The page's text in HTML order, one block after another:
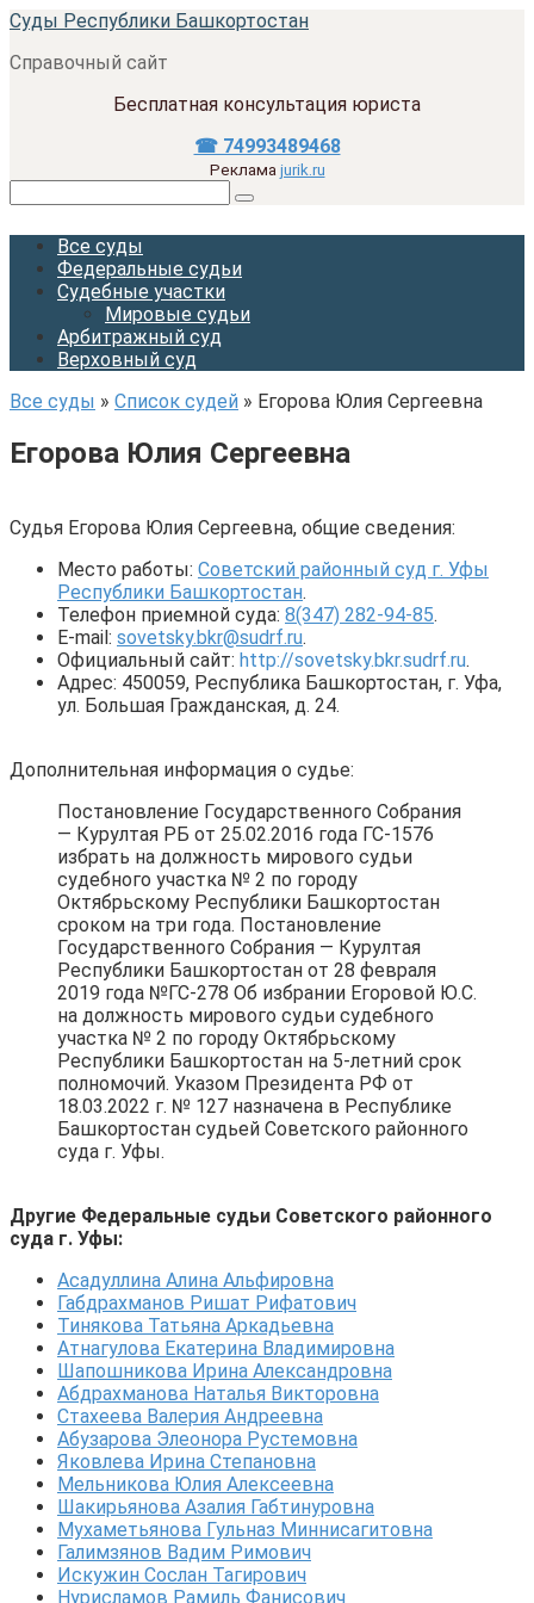
Перейти
контенту
Суды Республики Башкортостан
Справочный сайт
Бесплатная консультация юриста
☎ 74993489468
Реклама jurik.ru
Все суды
Федеральные судьи
Судебные участки
Мировые судьи
Арбитражный суд
Верховный суд
Все суды » Список судей » Егорова Юлия Сергеевна
Егорова Юлия Сергеевна
Судья Егорова Юлия Сергеевна, общие сведения:
Место работы: Советский районный суд г. Уфы
Республики Башкортостан.
Телефон приемной суда: 8(347) 282-94-85.
E-mail: sovetsky.bkr@sudrf.ru.
Официальный сайт: http://sovetsky.bkr.sudrf.ru.
Адрес: 450059, Республика Башкортостан, г. Уфа,
ул. Большая Гражданская, д. 24.
Дополнительная информация о судье:
Постановление Государственного Собрания
— Курултая РБ от 25.02.2016 года ГС-1576
избрать на должность мирового судьи
судебного участка № 2 по городу
Октябрьскому Республики Башкортостан
сроком на три года. Постановление
Государственного Собрания — Курултая
Республики Башкортостан от 28 февраля
2019 года №ГС-278 Об избрании Егоровой Ю.С.
на должность мирового судьи судебного
участка № 2 по городу Октябрьскому
Республики Башкортостан на 5-летний срок
полномочий. Указом Президента РФ от
18.03.2022 г. № 127 назначена в Республике
Башкортостан судьей Советского районного
суда г. Уфы.
Другие Федеральные судьи Советского районного
суда г. Уфы:
Асадуллина Алина Альфировна
Габдрахманов Ришат Рифатович
Тинякова Татьяна Аркадьевна
Атнагулова Екатерина Владимировна
Шапошникова Ирина Александровна
Абдрахманова Наталья Викторовна
Стахеева Валерия Андреевна
Абузарова Элеонора Рустемовна
Яковлева Ирина Степановна
Мельникова Юлия Алексеевна
Шакирьянова Азалия Габтинуровна
Мухаметьянова Гульназ Миннисагитовна
Галимзянов Вадим Римович
Искужин Сослан Тагирович
Нурисламов Рамиль Фанисович